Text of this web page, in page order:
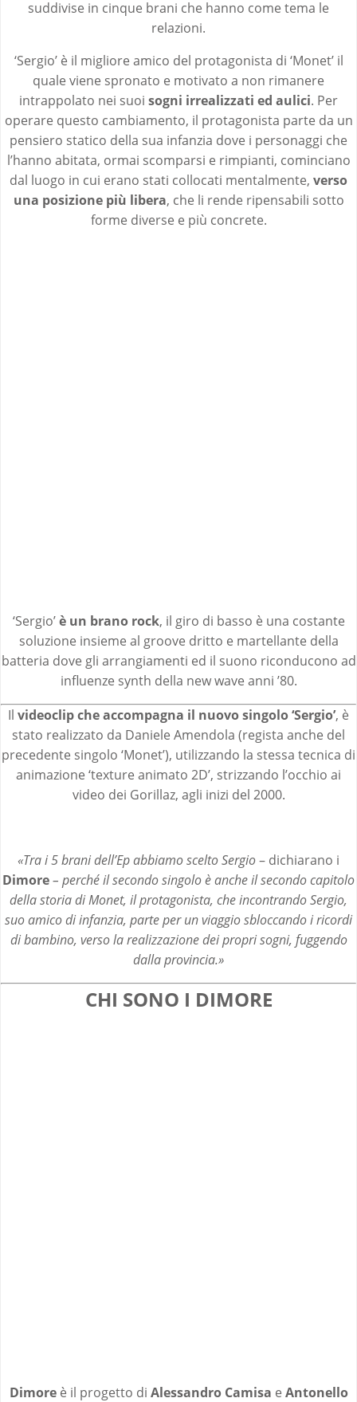
suddivise in cinque brani che hanno come tema le
relazioni.
‘Sergio’ è il migliore amico del protagonista di ‘Monet’ il
quale viene spronato e motivato a non rimanere
intrappolato nei suoi sogni irrealizzati ed aulici. Per
operare questo cambiamento, il protagonista parte da un
pensiero statico della sua infanzia dove i personaggi che
l’hanno abitata, ormai scomparsi e rimpianti, cominciano
dal luogo in cui erano stati collocati mentalmente, verso
una posizione più libera, che li rende ripensabili sotto
forme diverse e più concrete.
‘Sergio’è un brano rock, il giro di basso è una costante
soluzione insieme al groove dritto e martellante della
batteria dove gli arrangiamenti ed il suono riconducono ad
influenze synth della new wave anni ’80.
Il videoclip che accompagna il nuovo singolo ‘Sergio’, è
stato realizzato da Daniele Amendola (regista anche del
precedente singolo ‘Monet’), utilizzando la stessa tecnica di
animazione ‘texture animato 2D’, strizzando l’occhio ai
video dei Gorillaz, agli inizi del 2000.
«Tra i 5 brani dell’Ep abbiamo scelto Sergio– dichiarano i
Dimore– perché il secondo singolo è anche il secondo capitolo
della storia di Monet, il protagonista, che incontrando Sergio,
suo amico di infanzia, parte per un viaggio sbloccando i ricordi
di bambino, verso la realizzazione dei propri sogni, fuggendo
dalla provincia.»
CHI SONO I DIMORE
Dimoreè il progetto di Alessandro Camisa e Antonello